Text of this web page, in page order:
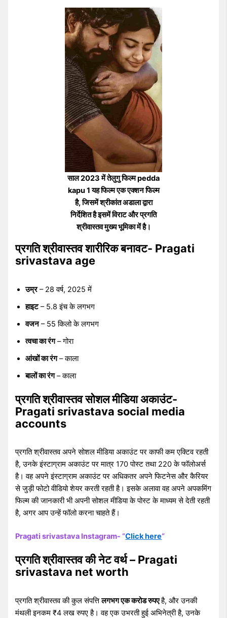
साल 2023 में तेलुगु फिल्म pedda
kapu 1 यह फिल्म एक एक्शन फिल्म
है, जिसमें श्रीकांत अडाला द्वारा
निर्देशित है इसमें विराट और प्रगति
श्रीवास्तव मुख्य भूमिका में है।
प्रगति श्रीवास्तव शारीरिक बनावट- Pragati
srivastava age
उम्र– 28 वर्ष, 2025 में
हाइट– 5.8 इंच के लगभग
वजन– 55 किलो के लगभग
त्वचा का रंग– गोरा
आंखों का रंग– काला
बालों का रंग– काला
प्रगति श्रीवास्तव सोशल मीडिया अकाउंट-
Pragati srivastava social media
accounts
प्रगति श्रीवास्तव अपने सोशल मीडिया अकाउंट पर काफी कम एक्टिव रहती
है, उनके इंस्टाग्राम अकाउंट पर मात्र 170 पोस्ट तथा 220 के फॉलोअर्स
है। वह अपने इंस्टाग्राम अकाउंट पर अधिकतर अपने फिटनेस और कैरियर
से जुड़ी फोटो वीडियो शेयर करती रहती है। इसके अलावा वह अपने अपकमिंग
फिल्म की जानकारी भी अपनी सोशल मीडिया के पोस्ट के माध्यम से देती रहती
है, अगर आप उन्हें फॉलो करना चाहते हैं।
Pragati srivastava Instagram- “Click here“
प्रगति श्रीवास्तव की नेट वर्थ – Pragati
srivastava net worth
प्रगति श्रीवास्तव की कुल संपत्तिलगभग एक करोड रुपएहै, और उनकी
मंथली इनकम ₹4 लख रुपए है। वह एक उभरती हुई अभिनेत्री है, उनके